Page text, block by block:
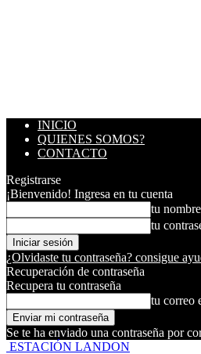
INICIO
QUIENES SOMOS?
CONTACTO
Registrarse
¡Bienvenido! Ingresa en tu cuenta
tu
tu
¿Olvidaste tu contraseña? consigue
Recuperación de contraseña
Recupera tu contraseña
tu correo
Se te ha enviado una contraseña por
ESTACIÓN LANDON